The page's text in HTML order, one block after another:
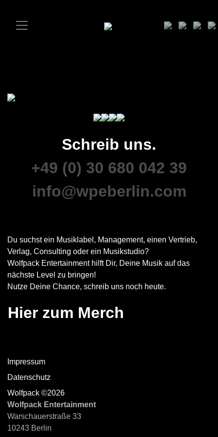
Schreib uns.
+49 (0) 30 680 042 39
info@wpeberlin.com
Du suchst ein Musiklabel, Management, einen Vertrieb,
Verlag, Consulting oder ein Musikstudio?
Wolfpack Entertainment hilft Dir, Deine Musik auf das
nächste Level zu bringen!
Nutze Deine Chance, schreib uns noch heute.
Hier zum Merch
Impressum
Datenschutz
Wolfpack ©2026
Wolfpack Entertainment
Warschauerstraße 33
10243 Berlin